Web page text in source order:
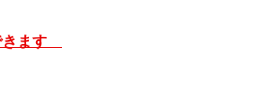
きます